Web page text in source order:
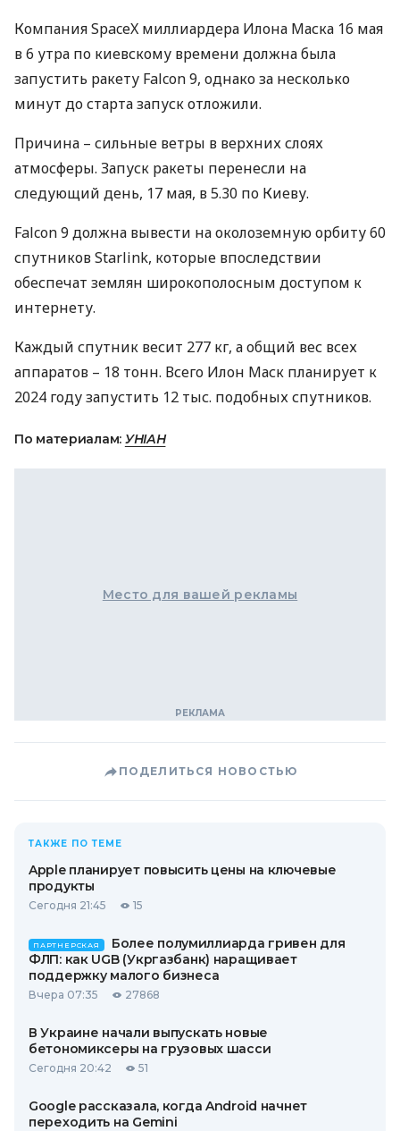
Компания SpaceX миллиардера Илона Маска 16 мая
в 6 утра по киевскому времени должна была
запустить ракету Falcon 9, однако за несколько
минут до старта запуск отложили.
Причина – сильные ветры в верхних слоях
атмосферы. Запуск ракеты перенесли на
следующий день, 17 мая, в 5.30 по Киеву.
Falcon 9 должна вывести на околоземную орбиту 60
спутников Starlink, которые впоследствии
обеспечат землян широкополосным доступом к
интернету.
Каждый спутник весит 277 кг, а общий вес всех
аппаратов – 18 тонн. Всего Илон Маск планирует к
2024 году запустить 12 тыс. подобных спутников.
По материалам: УНІАН
Место для вашей рекламы
ПОДЕЛИТЬСЯ НОВОСТЬЮ
ТАКЖЕ ПО ТЕМЕ
Apple планирует повысить цены на ключевые
продукты
Сегодня 21:45 15
ПАРТНЕРСКАЯ
Более полумиллиарда гривен для
ФЛП: как UGB (Укргазбанк) наращивает
поддержку малого бизнеса
Вчера 07:35 27868
В Украине начали выпускать новые
бетономиксеры на грузовых шасси
Сегодня 20:42 51
Google рассказала, когда Android начнет
переходить на Gemini